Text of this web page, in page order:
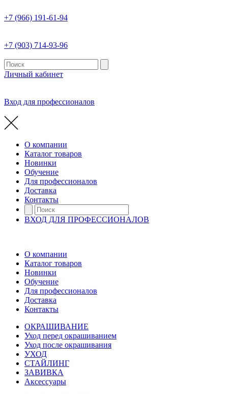
+7 (966) 191-61-94
+7 (903) 714-93-96
Личный кабинет
Вход для профессионалов
О компании
Каталог товаров
Новинки
Обучение
Для профессионалов
Доставка
Контакты
ВХОД ДЛЯ ПРОФЕССИОНАЛОВ
О компании
Каталог товаров
Новинки
Обучение
Для профессионалов
Доставка
Контакты
ОКРАШИВАНИЕ
Уход перед окрашиванием
Уход после окрашивания
УХОД
СТАЙЛИНГ
ЗАВИВКА
Аксессуары